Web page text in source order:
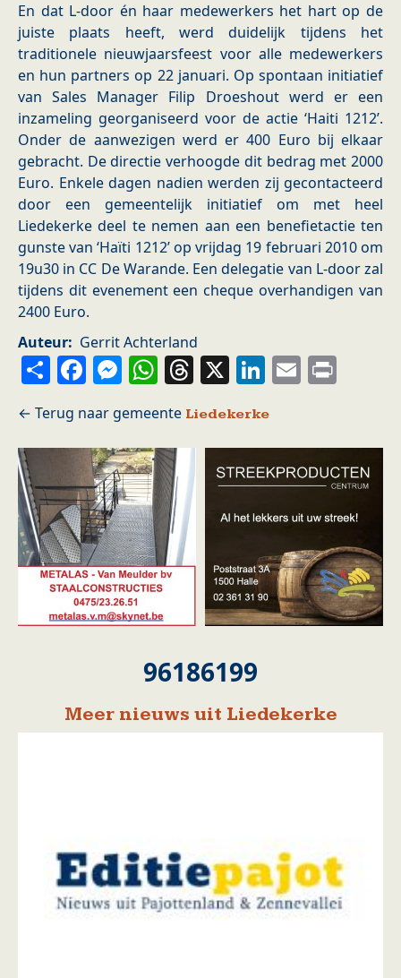
En dat L-door én haar medewerkers het hart op de
juiste plaats heeft, werd duidelijk tijdens het
traditionele nieuwjaarsfeest voor alle medewerkers
en hun partners op 22 januari. Op spontaan initiatief
van Sales Manager Filip Droeshout werd er een
inzameling georganiseerd voor de actie ‘Haiti 1212’.
Onder de aanwezigen werd er 400 Euro bij elkaar
gebracht. De directie verhoogde dit bedrag met 2000
Euro. Enkele dagen nadien werden zij gecontacteerd
door een gemeentelijk initiatief om met heel
Liedekerke deel te nemen aan een benefietactie ten
gunste van ‘Haïti 1212’ op vrijdag 19 februari 2010 om
19u30 in CC De Warande. Een delegatie van L-door zal
tijdens dit evenement een cheque overhandigen van
2400 Euro.
Auteur
Gerrit Achterland
ShareFacebook
Messenger
WhatsApp
Threads
X LinkedIn
Email
Liedekerke
96186199
Meer nieuws uit Liedekerke